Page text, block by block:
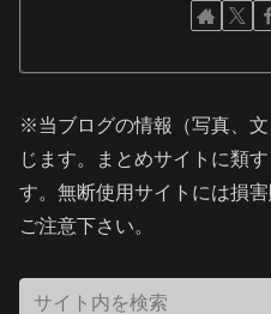
※当ブログの情報（写真、
じます。まとめサイトに類
す。無断使用サイトには損
ご注意下さい。